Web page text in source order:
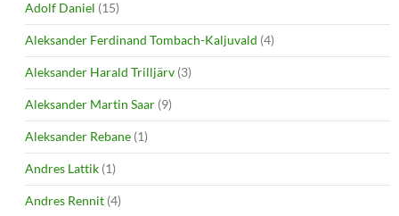
Adolf Daniel (15)
Aleksander Ferdinand Tombach-Kaljuvald (4)
Aleksander Harald Trilljärv (3)
Aleksander Martin Saar (9)
Aleksander Rebane (1)
Andres Lattik (1)
Andres Rennit (4)